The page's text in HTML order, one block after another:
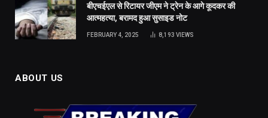
बीएचईएल से रिटायर जीएम ने ट्रेन के आगे कूदकर की
आत्महत्या, बरामद हुआ सुसाइड नोट
FEBRUARY 4, 2025 8,193 VIEWS
ABOUT US